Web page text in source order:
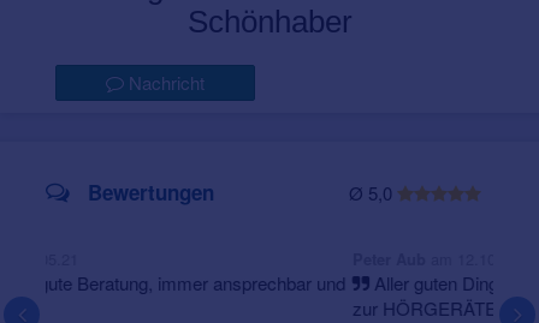
Schönhaber
Nachricht
Ø 5,0
Bewertungen
Aller guten Dinge sind drei. Der 3. Versuch führte mich
zur HÖRGERÄTEWELT Hr. Schönhaber, der mein